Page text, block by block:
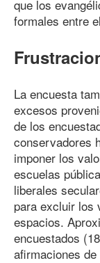
que los
formales entre
La encuesta
excesos
de los
conservadores
imponer los
escuelas
liberales
para excluir los
espacios.
encuestados
afirmaciones